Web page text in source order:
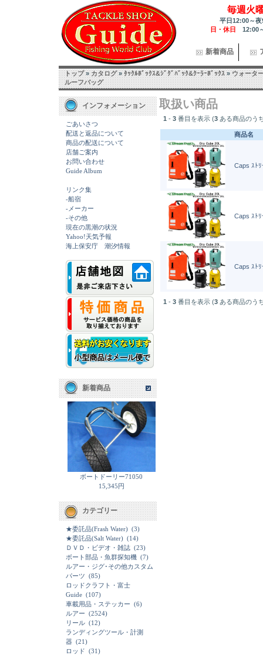
毎週火
平日12:00～
日・休日 12:00
新着商品
トップ»カタログ»ﾀｯｸﾙﾎﾞｯｸｽ&ｼﾞｸﾞﾊﾞｯｸ&ｸｰﾗｰﾎﾞｯｸｽ»ウォータ
ルーフバッグ
インフォメーション
ごあいさつ
配送と返品について
商品の配送について
店舗ご案内
お問い合わせ
Guide Album
リンク集
-船宿
-メーカー
-その他
現在の黒潮の状況
Yahoo!天気予報
海上保安庁 潮汐情報
新着商品
ボートドーリー71050
15,345円
カテゴリー
★委託品(Frash Water) (3)
★委託品(Salt Water) (14)
ＤＶＤ・ビデオ・雑誌 (23)
ボート部品・魚群探知機 (7)
ルアー・ジグ･その他カスタム
パーツ (85)
ロッドクラフト・富士
Guide (107)
車載用品・ステッカー (6)
ルアー (2524)
リール (12)
ランディングツール・計測
器 (21)
ロッド (31)
取扱い商品
1 - 3 番目を表示 (3 ある商品のう
商品名
Caps ｽﾄ
Caps ｽﾄ
Caps ｽﾄ
1 - 3 番目を表示 (3 ある商品のう